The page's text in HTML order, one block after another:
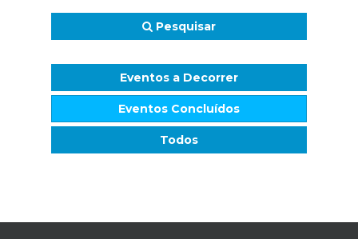
Pesquisar
Eventos a Decorrer
Eventos Concluídos
Todos